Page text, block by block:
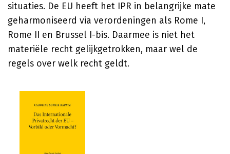
situaties. De EU heeft het IPR in belangrijke mate
geharmoniseerd via verordeningen als Rome I,
Rome II en Brussel I-bis. Daarmee is niet het
materiële recht gelijkgetrokken, maar wel de
regels over welk recht geldt.